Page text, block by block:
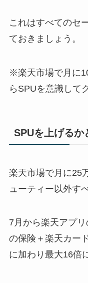
これはすべてのセ
ておきましょう。
※楽天市場で月に
らSPUを意識して
SPUを上げるか
楽天市場で月に25
ューティー以外す
7月から楽天アプ
の保険＋楽天カー
に加わり最大16倍